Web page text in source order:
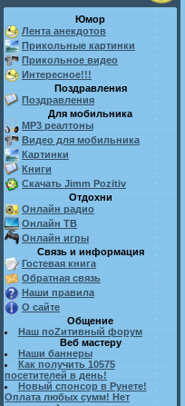
Юмор
Лента анекдотов
Прикольные картинки
Прикольное видео
Интересное!!!
Поздравления
Поздравления
Для мобильника
MP3 реалтоны
Видео для мобильника
Картинки
Книги
Скачать Jimm Pozitiv
Отдохни
Онлайн радио
Онлайн ТВ
Онлайн игры
Связь и информация
Гостевая книга
Обратная связь
Наши правила
О сайте
Общение
Наш поZитивный форум
Веб мастеру
Наши баннеры
Как получить 10575
посетителей в день!
Новый спонсор в Рунете!
Оплата любых сумм! Нет